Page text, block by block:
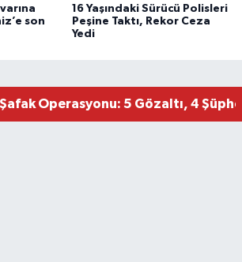
son
16 Yaşındaki Sürücü Polisleri
Peşine Taktı, Rekor Ceza
Yedi
Operasyonu: 5 Gözaltı, 4